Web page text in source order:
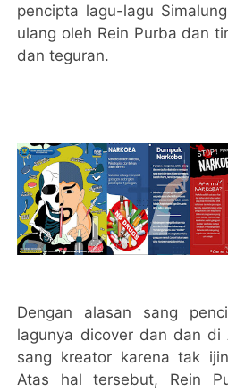
pencipta lagu-lagu
ulang oleh Rein Purba dan
dan teguran.
Dengan alasan sang
lagunya dicover dan dan di
sang kreator karena tak
Atas hal tersebut, Rein